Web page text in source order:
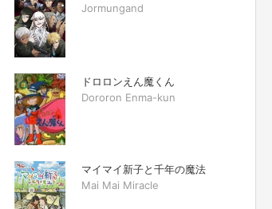
Jormungand
ドロロンえん魔くん
Dororon Enma-kun
マイマイ新子と千年の魔法
Mai Mai Miracle